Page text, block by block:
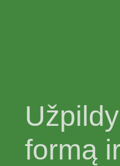
formą